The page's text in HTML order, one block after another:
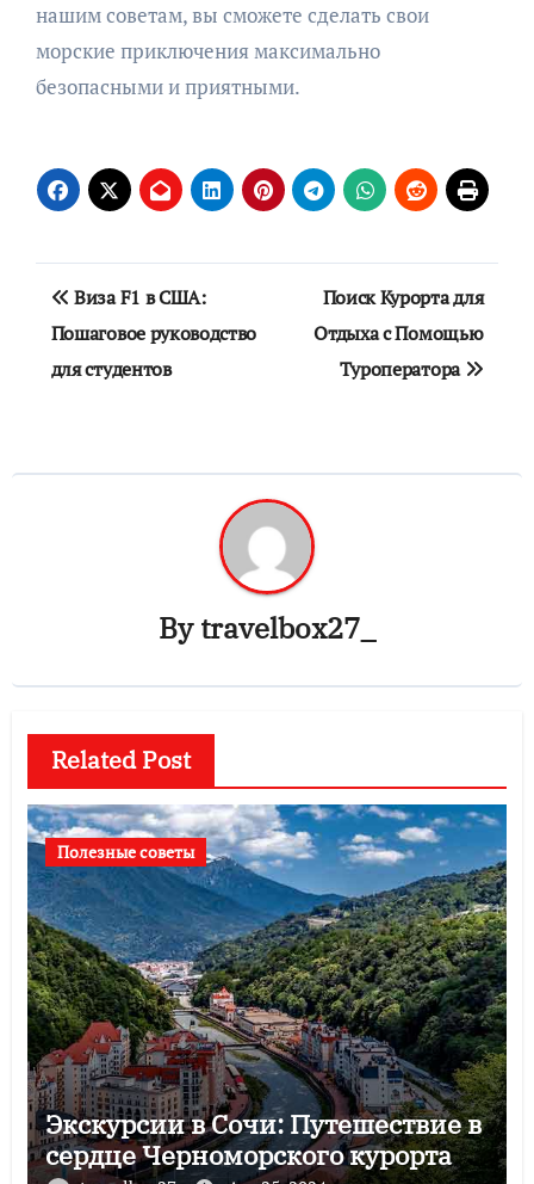
нашим советам, вы сможете сделать свои
морские приключения максимально
безопасными и приятными.
Навигация
по
записям
Виза F1 в США:
Пошаговое руководство
для студентов
Поиск Курорта для
Отдыха с Помощью
Туроператора
Bytravelbox27_
Related Post
Полезные советы
Экскурсии в Сочи: Путешествие в
сердце Черноморского курорта